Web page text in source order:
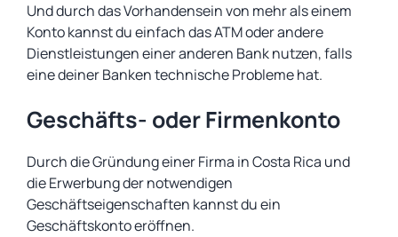
Und durch das Vorhandensein von mehr als einem
Konto kannst du einfach das ATM oder andere
Dienstleistungen einer anderen Bank nutzen, falls
eine deiner Banken technische Probleme hat.
Geschäfts- oder Firmenkonto
Durch die Gründung einer Firma in Costa Rica und
die Erwerbung der notwendigen
Geschäftseigenschaften kannst du ein
Geschäftskonto eröffnen.